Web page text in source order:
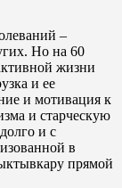
–
Но на 60
жизни
и ее
и мотивация к
и старческую
и с
в
прямой